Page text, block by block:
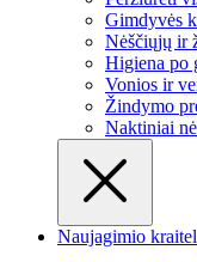
Gimdyvės
Nėščiųjų ir
Higiena po
Vonios ir
Žindymo
Naktiniai
Naujagimio